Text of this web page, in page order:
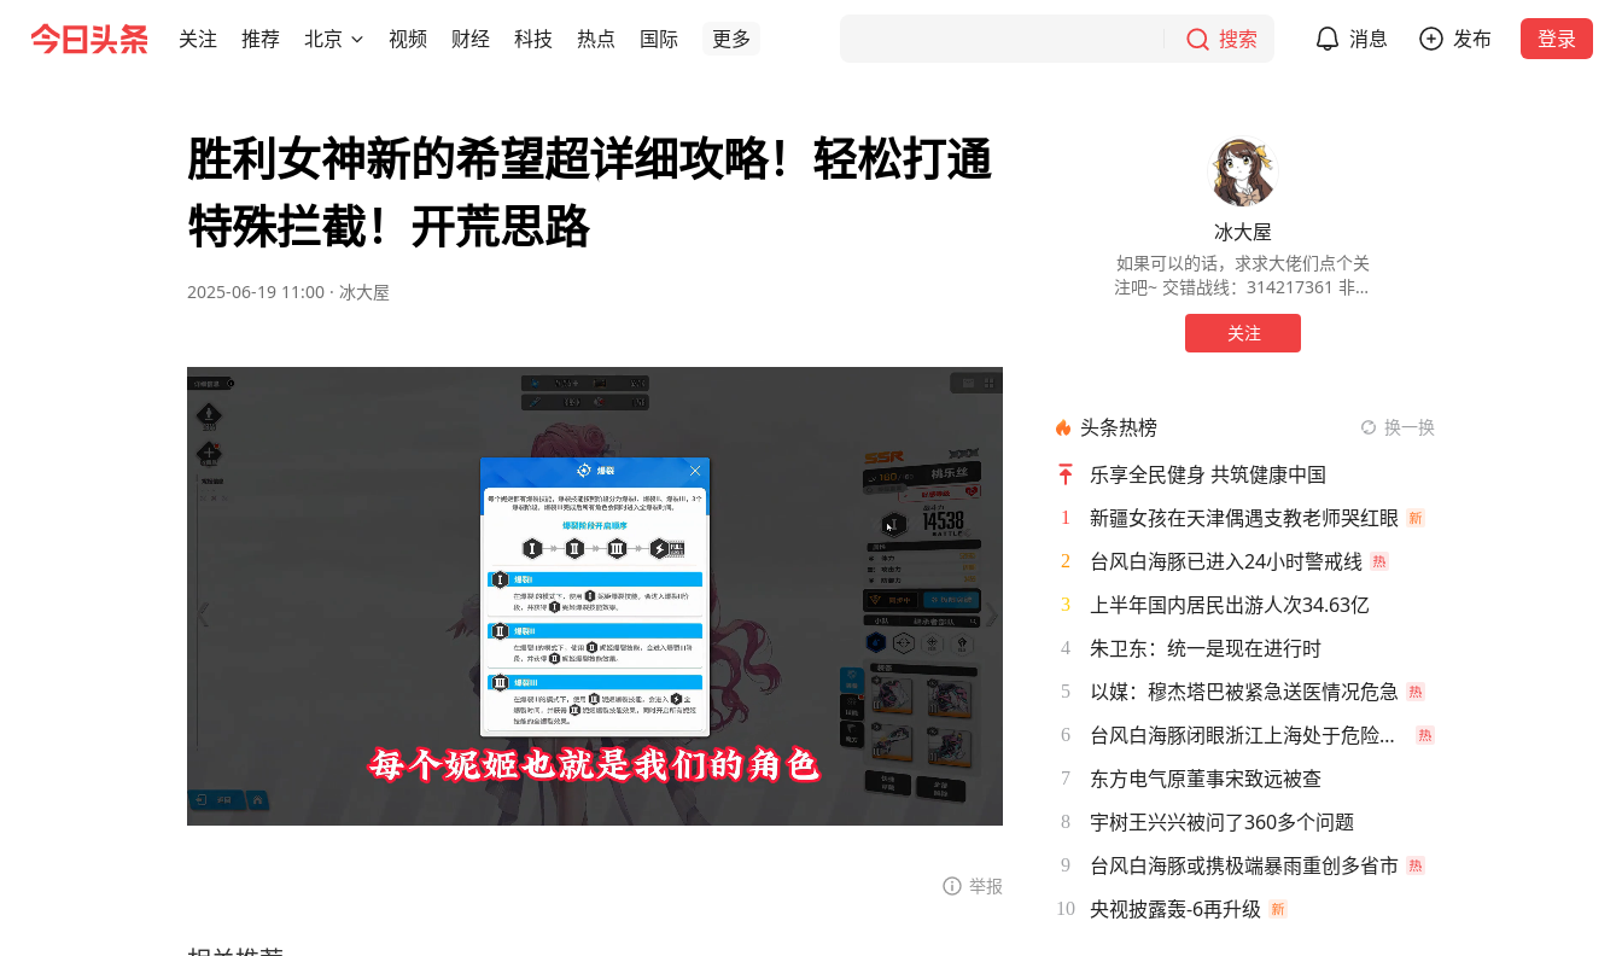
关注 推荐 北京 视频 财经 科技 热点 国际 更多 搜索 消息 发布 登录
胜利女神新的希望超详细攻略！轻松打通
特殊拦截！开荒思路
2025-06-19 11:00 · 冰大屋
举报
冰大屋
如果可以的话，求求大佬们点个关
注吧~ 交错战线：314217361 非常
感谢各位朋友们的关注~阿里嘎多！
关注
头条热榜 换一换
乐享全民健身 共筑健康中国
1 新疆女孩在天津偶遇支教老师哭红眼
2 台风白海豚已进入24小时警戒线
3 上半年国内居民出游人次34.63亿
4 朱卫东：统一是现在进行时
5 以媒：穆杰塔巴被紧急送医情况危急
6 台风白海豚闭眼浙江上海处于危险半圆
7 东方电气原董事宋致远被查
8 宇树王兴兴被问了360多个问题
9 台风白海豚或携极端暴雨重创多省市
10 央视披露轰-6再升级